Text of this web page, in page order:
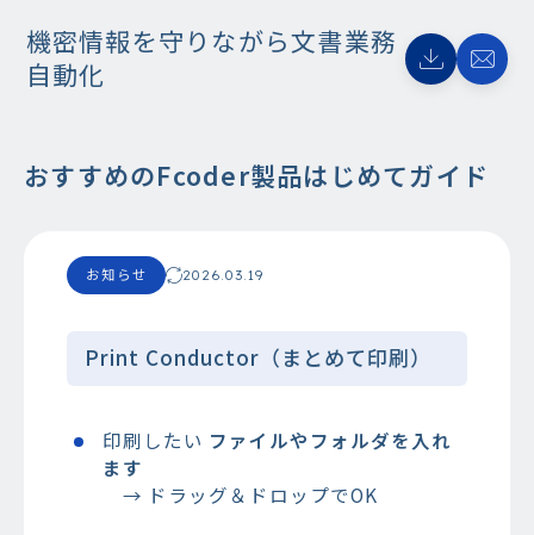
機密情報を守りながら文書業務
自動化
おすすめのFcoder製品はじめてガイド
2026.03.19
お知らせ
Print Conductor（まとめて印刷）
印刷したい ファイルやフォルダを入れ
ます
→ ドラッグ＆ドロップでOK